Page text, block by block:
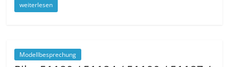
weiterlesen
Modellbesprechung